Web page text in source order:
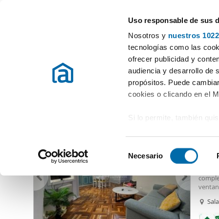
Uso responsable de sus
Nosotros y nuestros
tecnologías como las
ofrecer publicidad y
audiencia y desarrollo de
propósitos. Puede
cookies o clicando en el
Si lo permite, también
Identificar su
Obtenga más
preferencias en la
en la Declaración de
e
e
c
c
Necesario
Elegir distrito
Alquiler pisos Madrid provincia Alquiler pisos Madrid
Alquiler pisos Palacio De Los Deportes Madrid (36